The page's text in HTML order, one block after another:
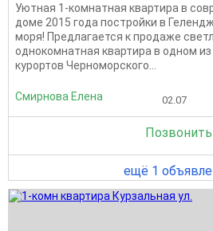
Уютная 1-комнатная квартира в
доме 2015 года постройки в
моря! Предлагается к продаже
однокомнатная квартира в одном
курортов Черноморского...
Смирнова Елена 02.07
Позвонить
ещё 1